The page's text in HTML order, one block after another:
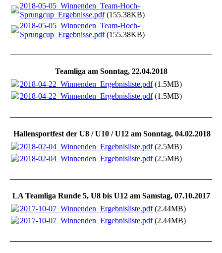
2018-05-05_Winnenden_Team-Hoch-
Sprungcup_Ergebnisse.pdf(155.38KB)
2018-05-05_Winnenden_Team-Hoch-
Sprungcup_Ergebnisse.pdf(155.38KB)
Teamliga am Sonntag, 22.04.2018
2018-04-22_Winnenden_Ergebnisliste.pdf(1.5MB)
2018-04-22_Winnenden_Ergebnisliste.pdf(1.5MB)
Hallensportfest der U8 / U10 / U12 am Sonntag, 04.02.2018
2018-02-04_Winnenden_Ergebnisliste.pdf(2.5MB)
2018-02-04_Winnenden_Ergebnisliste.pdf(2.5MB)
LA Teamliga Runde 5, U8 bis U12 am Samstag, 07.10.2017
2017-10-07_Winnenden_Ergebnisliste.pdf(2.44MB)
2017-10-07_Winnenden_Ergebnisliste.pdf(2.44MB)